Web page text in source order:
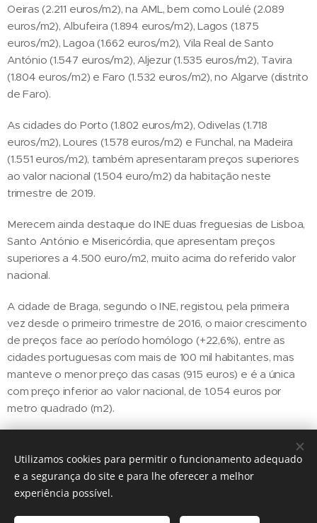
Oeiras (2.211 euros/m2), na AML, bem como Loulé (2.089
euros/m2), Albufeira (1.894 euros/m2), Lagos (1.875
euros/m2), Lagoa (1.662 euros/m2), Vila Real de Santo
António (1.547 euros/m2), Aljezur (1.535 euros/m2), Tavira
(1.804 euros/m2) e Faro (1.532 euros/m2), no Algarve (distrito
de Faro).
As cidades do Porto (1.802 euros/m2), Odivelas (1.718
euros/m2), Loures (1.578 euros/m2) e Funchal, na Madeira
(1.551 euros/m2), também apresentaram preços superiores
ao valor nacional (1.504 euro/m2) da habitação neste
trimestre de 2019.
Merecem ainda destaque do INE duas freguesias de Lisboa,
Santo António e Misericórdia, que apresentam preços
superiores a 4.500 euro/m2, muito acima do referido valor
nacional.
A cidade de Braga, segundo o INE, registou, pela primeira
vez desde o primeiro trimestre de 2016, o maior crescimento
de preços face ao período homólogo (+22,6%), entre as
cidades portuguesas com mais de 100 mil habitantes, mas
manteve o menor preço das casas (915 euros) e é a única
com preço inferior ao valor nacional, de 1.054 euros por
metro quadrado (m2).
Share
Utilizamos cookies para permitir o funcionamento adequado
e a segurança do site e para lhe oferecer a melhor
experiência possível.